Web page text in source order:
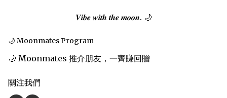
𝑽𝒊𝒃𝒆 𝒘𝒊𝒕𝒉 𝒕𝒉𝒆 𝒎𝒐𝒐𝒏. 🌙
🌙 Moonmates Program
🌙 Moonmates 推介朋友，一齊賺回贈
關注我們